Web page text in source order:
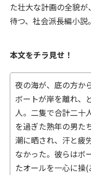
た壮大な計画の全貌
待つ、社会派長編小説。
本文をチラ見せ！
夜の海が、底の方か
ボートが岸を離れ、
人。二隻で合計二十
を過ぎた熟年の男た
潮に晒され、汗と疲
なかった。彼らはボ
たオールを一心に操(